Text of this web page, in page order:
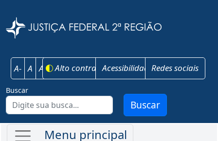
A- A A+ Alto contrasteAcessibilidadeRedes sociais
Buscar
Buscar